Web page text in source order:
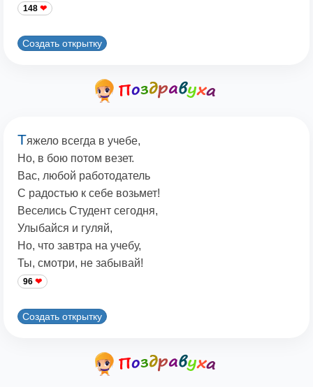
148
Создать открытку
Тяжело всегда в учебе,
Но, в бою потом везет.
Вас, любой работодатель
С радостью к себе возьмет!
Веселись Студент сегодня,
Улыбайся и гуляй,
Но, что завтра на учебу,
Ты, смотри, не забывай!
96
Создать открытку